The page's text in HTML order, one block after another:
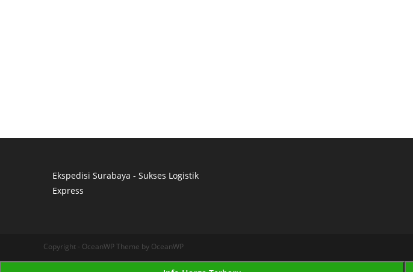
Ekspedisi Surabaya - Sukses Logistik
Express
Jasa Tank Cleaning
Copyright - OceanWP Theme by OceanWP